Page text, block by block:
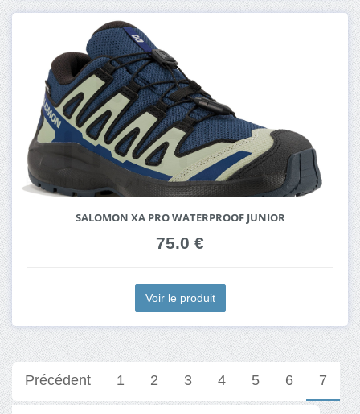
SALOMON XA PRO WATERPROOF JUNIOR
75.0 €
Voir le produit
Précédent 1 2 3 4 5 6 7